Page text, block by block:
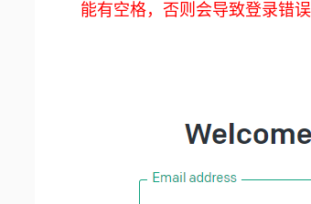
能有空格，否则会导致登录错误